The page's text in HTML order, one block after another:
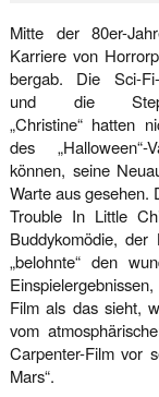
Mitte der 80er-
Karriere von
bergab. Die Sci-Fi-
und die
„Christine“ hatten
des „Halloween“-
können, seine
Warte aus gesehen.
Trouble In Little
Buddykomödie,
„belohnte“ den
Film als das sieht,
vom
Carpenter-Film vor
Mars“.